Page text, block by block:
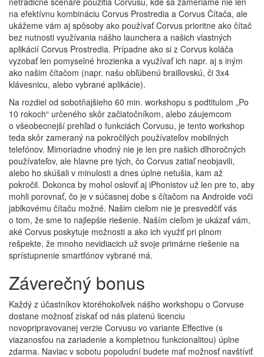
na efektívnu kombináciu Corvus Prostredia a Corvus Čítača, ale
ukážeme vám aj spôsoby ako používať Corvus prioritne ako čítač
bez nutnosti využívania nášho launchera a našich vlastných
aplikácií Corvus Prostredia. Prípadne ako si z Corvus koláča
vyzobať len pomyselné hrozienka a využívať ich napr. aj s iným
ako našim čítačom (napr. našu obľúbenú braillovskú, či 3x4
klávesnicu, alebo vybrané aplikácie).
Na rozdiel od sobotňajšieho 60 min. workshopu s podtitulom „Po
10 rokoch“ určeného skôr začiatočníkom, alebo záujemcom
o všeobecnejší prehľad o funkciách Corvusu, je tento workshop
teda skôr zameraný na pokročilých používateľov mobilných
telefónov. Mimoriadne vhodný nie je len pre našich dlhoročných
používateľov, ale hlavne pre tých, čo Corvus zatiaľ neobjavili,
alebo ho skúšali v minulosti a dnes úplne netušia, kam až
pokročil. Dokonca by mohol osloviť aj iPhonistov už len pre to, aby
mohli porovnať, čo je v súčasnej dobe s čítačom na Androide voči
jablkovému čítaču možné. Našim cieľom nie je presvedčiť vás
o tom, že sme to najlepšie riešenie. Naším cieľom je ukázať vám,
aké Corvus poskytuje možnosti a ako ich využiť pri plnom
rešpekte, že mnoho nevidiacich už svoje primárne riešenie na
sprístupnenie smartfónov vybrané má.
Záverečný bonus
Každý z účastníkov ktoréhokoľvek nášho workshopu o Corvuse
dostane možnosť získať od nás platenú licenciu
novopripravovanej verzie Corvusu vo variante Effective (s
viazanosťou na zariadenie a kompletnou funkcionalitou) úplne
zdarma. Naviac v sobotu popoludní budete mať možnosť navštíviť